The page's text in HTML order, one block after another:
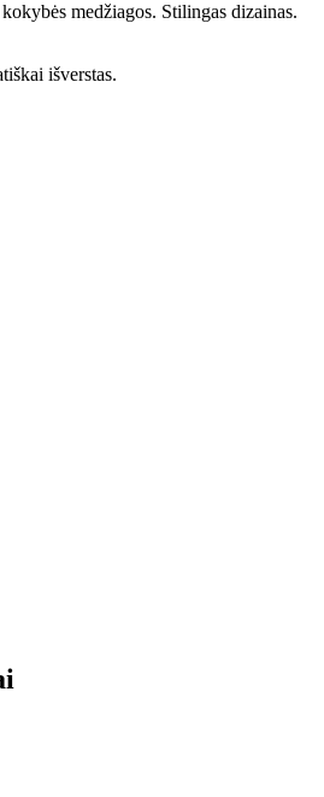
medžiagos. Stilingas dizainas.
išverstas.